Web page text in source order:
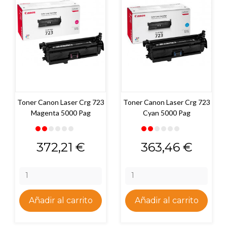
Toner Canon Laser Crg 723
Magenta 5000 Pag
Precio
372,21 €
Añadir al carrito
Toner Canon Laser Crg 723
Cyan 5000 Pag
Precio
363,46 €
Añadir al carrito